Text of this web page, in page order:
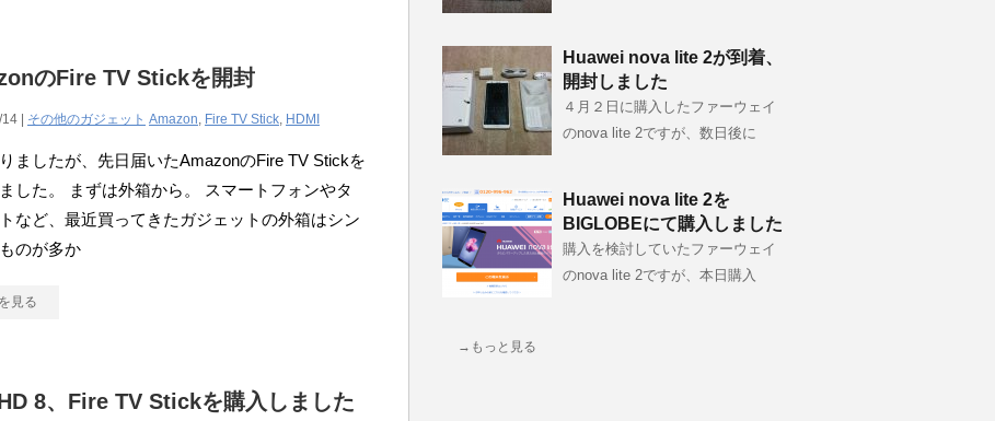
のFire TV Stickを開封
| その他のガジェット Amazon, Fire TV Stick, HDMI
ましたが、先日届いたAmazonのFire TV Stickを
した。 まずは外箱から。 スマートフォンやタ
など、最近買ってきたガジェットの外箱はシン
のが多か
見る
8、Fire TV Stickを購入しました
Huawei nova lite 2が到着、
開封しました
４月２日に購入したファーウェイ
のnova lite 2ですが、数日後に
Huawei nova lite 2を
BIGLOBEにて購入しました
購入を検討していたファーウェイ
のnova lite 2ですが、本日購入
→もっと見る